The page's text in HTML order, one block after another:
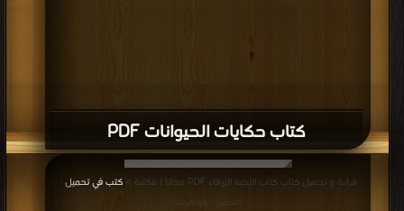
كتاب حكايات الحيوانات PDF
قراءة و تحميل كتاب كتاب اللحية الزرقاء PDF مجانا | مكتبة > كتب في تحميل
التحميل : مرة/مرات